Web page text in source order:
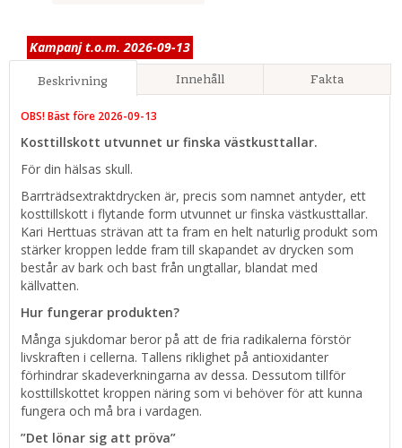
Kampanj t.o.m. 2026-09-13
Beskrivning Innehåll Fakta
OBS! Bäst före 2026-09-13
Kosttillskott utvunnet ur finska västkusttallar.
För din hälsas skull.
Barrträdsextraktdrycken är, precis som namnet antyder, ett
kosttillskott i flytande form utvunnet ur finska västkusttallar.
Kari Herttuas strävan att ta fram en helt naturlig produkt som
stärker kroppen ledde fram till skapandet av drycken som
består av bark och bast från ungtallar, blandat med
källvatten.
Hur fungerar produkten?
Många sjukdomar beror på att de fria radikalerna förstör
livskraften i cellerna. Tallens riklighet på antioxidanter
förhindrar skadeverkningarna av dessa. Dessutom tillför
kosttillskottet kroppen näring som vi behöver för att kunna
fungera och må bra i vardagen.
”Det lönar sig att pröva”